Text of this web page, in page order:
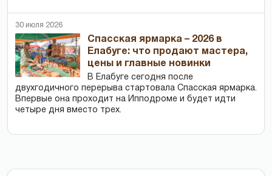
30 июля 2026
Спасская ярмарка – 2026 в
Елабуге: что продают мастера,
цены и главные новинки
В Елабуге сегодня после
двухгодичного перерыва стартовала Спасская ярмарка.
Впервые она проходит на Ипподроме и будет идти
четыре дня вместо трех.